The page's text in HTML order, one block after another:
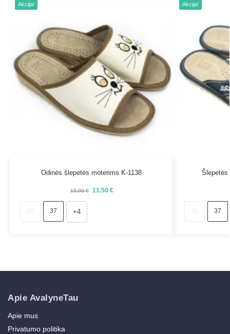
Akcija!
Odinės šlepetės moterims K-1138
15.00€ 11.50 €
37 +4
Akcija!
Šlepetės
37
Apie AvalyneTau
Apie mus
Privatumo politika